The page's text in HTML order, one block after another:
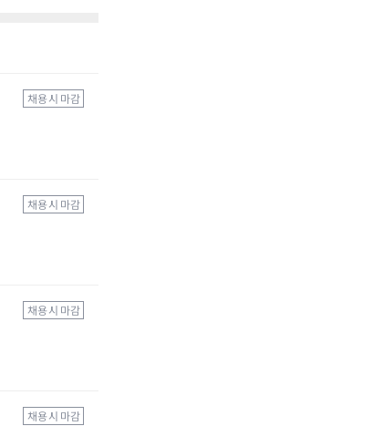
채용 시 마감
채용 시 마감
채용 시 마감
채용 시 마감